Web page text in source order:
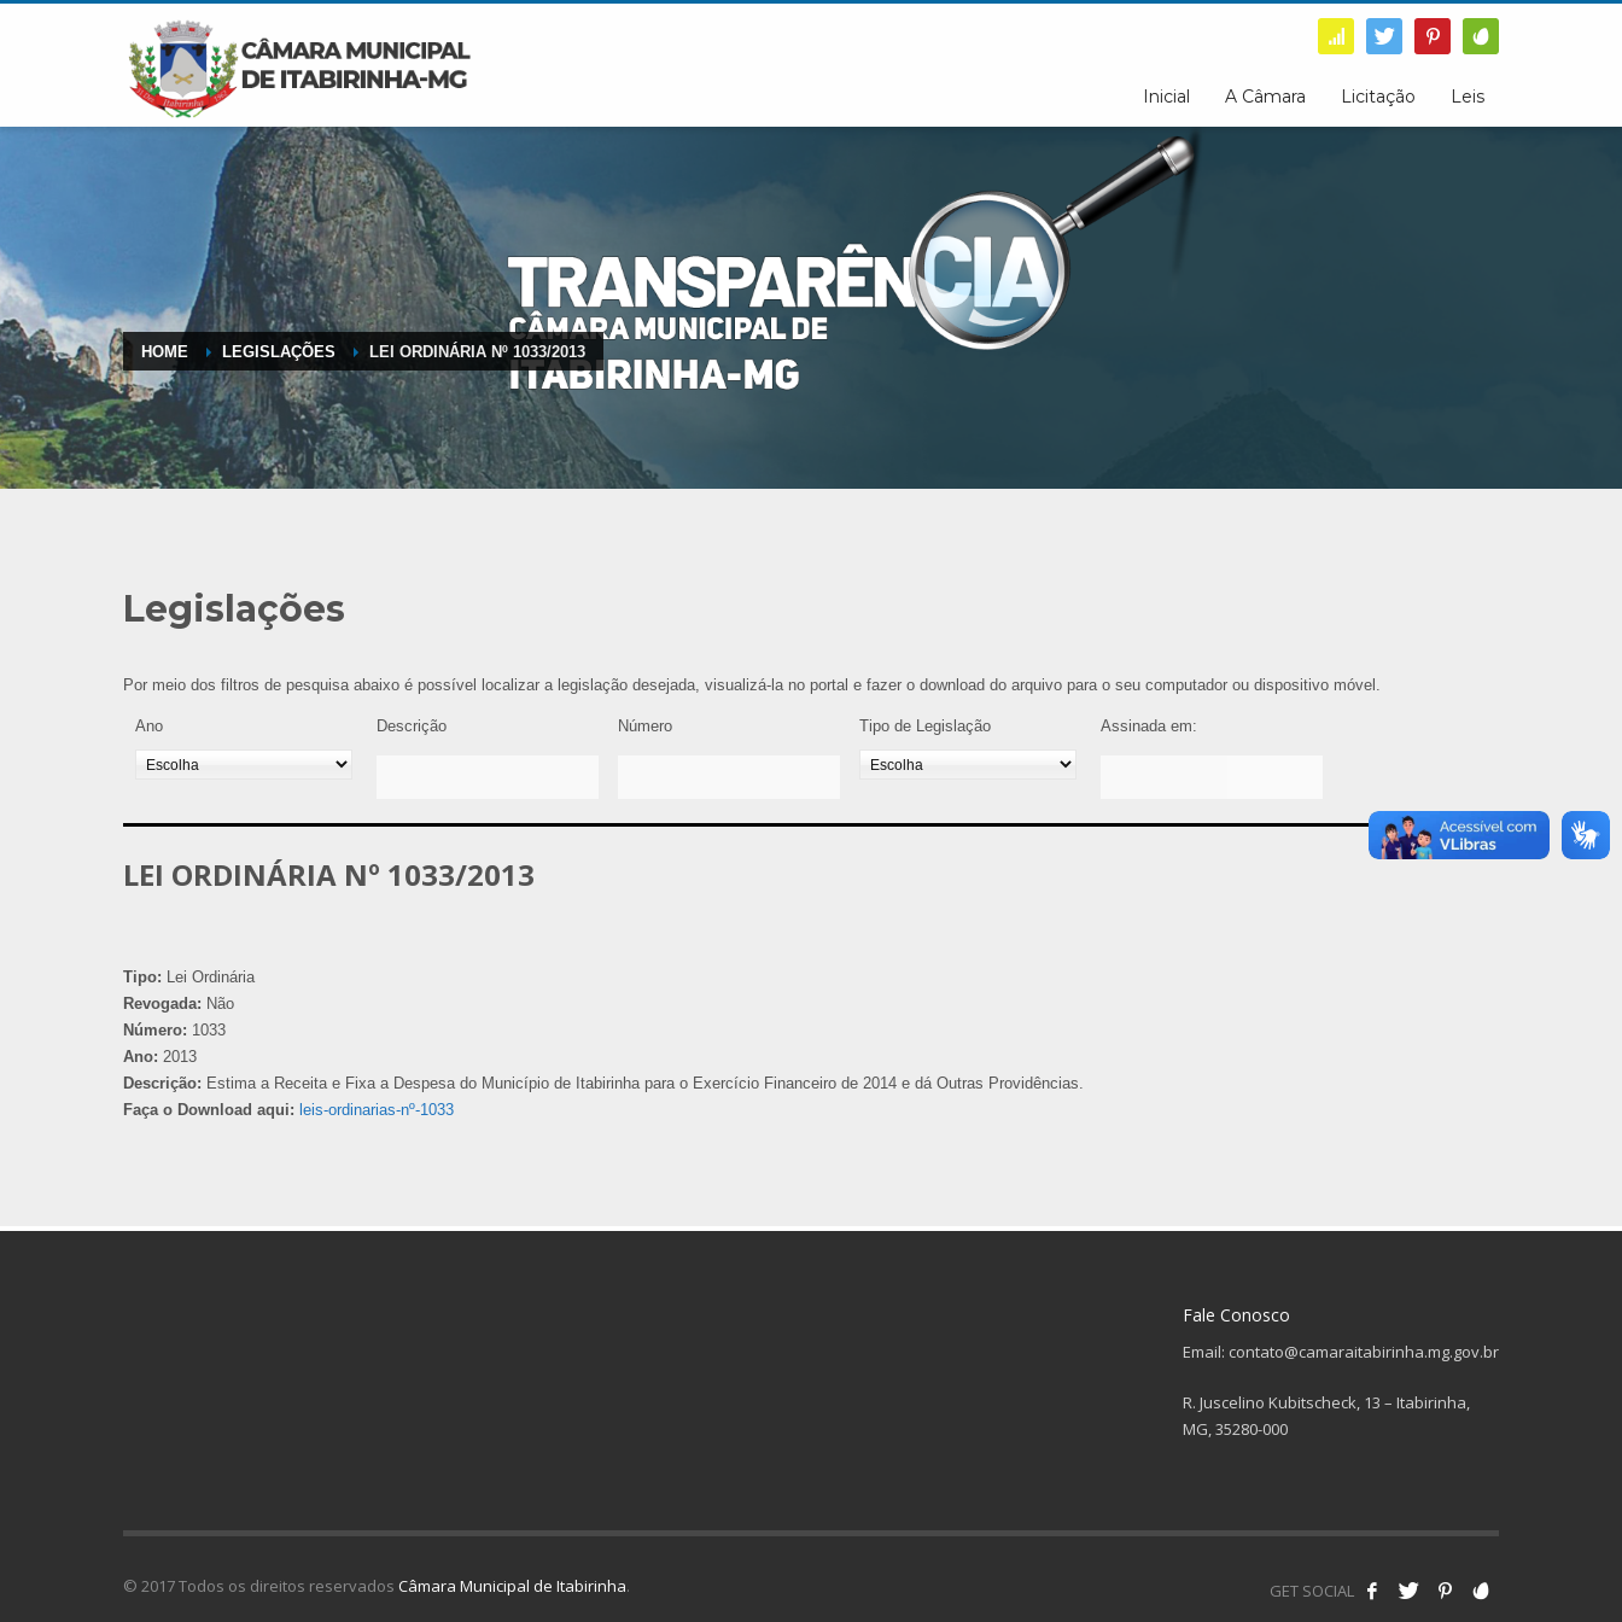
Inicial A Câmara Licitação Leis
HOME LEGISLAÇÕES LEI ORDINÁRIA Nº 1033/2013
Legislações
Por meio dos filtros de pesquisa abaixo é possível localizar a legislação desejada, visualizá-la no portal e fazer o download do arquivo para o seu computador ou dispositivo móvel.
Ano Descrição Número Tipo de Legislação Assinada em:
LEI ORDINÁRIA Nº 1033/2013
Tipo: Lei Ordinária
Revogada: Não
Número: 1033
Ano: 2013
Descrição: Estima a Receita e Fixa a Despesa do Município de Itabirinha para o Exercício Financeiro de 2014 e dá Outras Providências.
Faça o Download aqui: leis-ordinarias-nº-1033
Fale Conosco
Email: contato@camaraitabirinha.mg.gov.br
R. Juscelino Kubitscheck, 13 – Itabirinha,
MG, 35280-000
GET SOCIAL
© 2017 Todos os direitos reservados Câmara Municipal de Itabirinha.